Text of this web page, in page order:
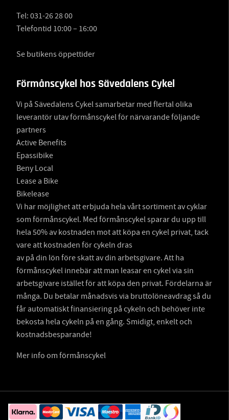
Tel: 031-26 28 00
Telefontid 10:00 – 16:00
Se butikens öppettider
Förmånscykel hos Sävedalens Cykel
Vi på Sävedalens Cykel samarbetar med flertal olika
leverantör utav förmånscykel för närvarande följande
partners
Active Benefits
Epassibike
Beny Local
Lease a Bike
Bikelease
Vi har möjlighet att erbjuda hela vårt sortiment av cyklar
som förmånscykel. Med förmånscykel sparar du upp till
hela 50% av kostnaden mot att köpa en cykel privat, tack
vare att kostnaden för cykeln dras
av på din lön före skatt av din arbetsgivare. Att ha
förmånscykel innebär att man leasar en cykel via sin
arbetsgivare istället för att köpa den privat. Fördelarna är
många. Du betalar månadsvis via bruttolöneavdrag så du
får automatiskt finansiering på cykeln och behöver inte
bekosta hela cykeln på en gång. Smidigt, enkelt och
kostnadsbesparande!
Mer info om förmånscykel